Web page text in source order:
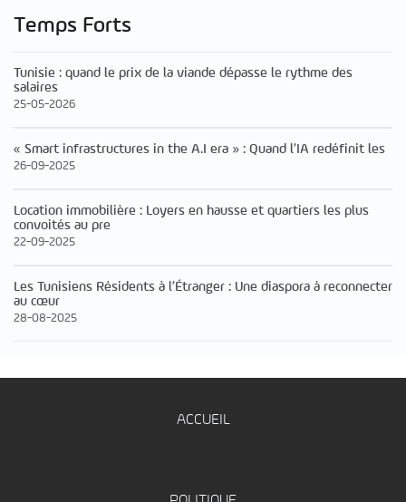
Temps Forts
Tunisie : quand le prix de la viande dépasse le rythme des
salaires
25-05-2026
« Smart infrastructures in the A.I era » : Quand l’IA redéfinit les
26-09-2025
Location immobilière : Loyers en hausse et quartiers les plus
convoités au pre
22-09-2025
Les Tunisiens Résidents à l’Étranger : Une diaspora à reconnecter
au cœur
28-08-2025
ACCUEIL